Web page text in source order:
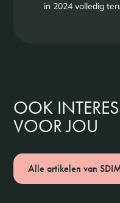
in 2024 volledig
OOK
VOOR JOU
Alle artikelen van